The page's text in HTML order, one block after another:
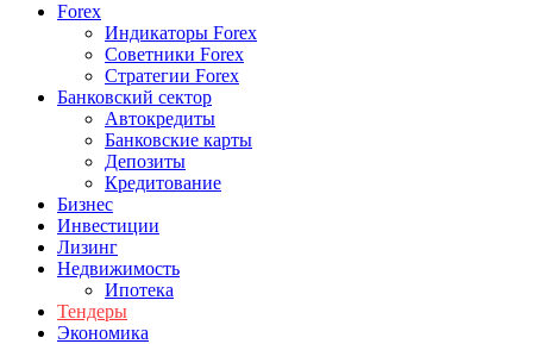
Forex
Индикаторы Forex
Советники Forex
Стратегии Forex
Банковский сектор
Автокредиты
Банковские карты
Депозиты
Кредитование
Бизнес
Инвестиции
Лизинг
Недвижимость
Ипотека
Тендеры
Экономика